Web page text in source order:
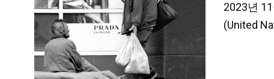
2023년
(United